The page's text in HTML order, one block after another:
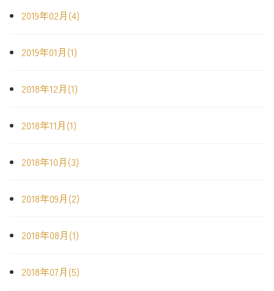
2019年02月(4)
2019年01月(1)
2018年12月(1)
2018年11月(1)
2018年10月(3)
2018年09月(2)
2018年08月(1)
2018年07月(5)